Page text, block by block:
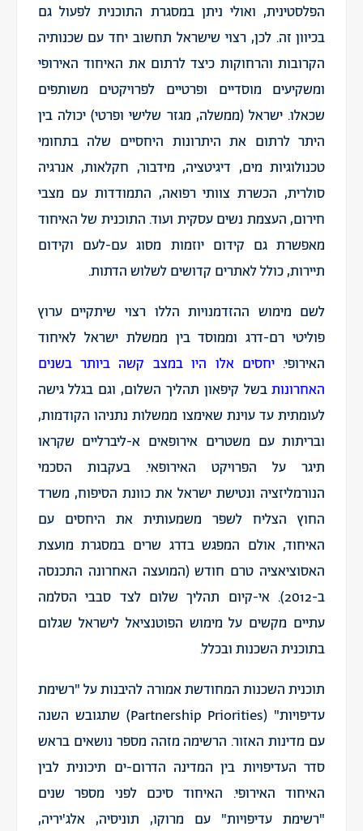
הפלסטינית, ואולי ניתן במסגרת התוכנית לפעול גם
בכיוון זה. לכן, רצוי שישראל תחשוב יחד עם שכנותיה
הקרובות והרחוקות כיצד לרתום את האיחוד האירופי
ומשקיעים מוסדיים ופרטיים לפרויקטים משותפים
שכאלו. ישראל (ממשלה, מגזר שלישי ופרטי) יכולה בין
היתר לרתום את היתרונות היחסיים שלה בתחומי
טכנולוגיות מים, דיגיטציה, מידבור, חקלאות, אנרגיה
סולרית, הכשרת צוותי רפואה, התמודדות עם מצבי
חירום, העצמת נשים עסקית ועוד. התוכנית של האיחוד
מאפשרת גם קידום יוזמות מסוג עם-לעם וקידום
תיירות, כולל לאתרים קדושים לשלוש הדתות.
לשם מימוש ההזדמנויות הללו רצוי שיתקיים ערוץ
פוליטי רם-דרג וממוסד בין ממשלת ישראל לאיחוד
האירופי.יחסים אלו היו במצב קשה ביותר בשנים
האחרונותבשל קיפאון תהליך השלום, וגם בגלל גישה
לעומתית עד עוינת שאימצו ממשלות נתניהו הקודמות,
ובריתות עם משטרים אירופאים א-ליברליים שקראו
תיגר על הפרויקט האירופאי. בעקבות הסכמי
הנורמליזציה ונטישת ישראל את כוונת הסיפוח, משרד
החוץ הצליח לשפר משמעותית את היחסים עם
האיחוד, אולם המפגש בדרג שרים במסגרת מועצת
האסוציאציה טרם חודש (המועצה האחרונה התכנסה
ב-2012). אי-קיום תהליך שלום לצד סבבי הסלמה
עתיים מקשים על מימוש הפוטנציאל לישראל שגלום
בתוכנית השכנות ובכלל.
תוכנית השכנות המחודשת אמורה להיבנות על "רשימת
עדיפויות" (Partnership Priorities) שתגובש השנה
עם מדינות האזור. הרשימה מזהה מספר נושאים בראש
סדר העדיפויות בין המדינה הדרום-ים תיכונית לבין
האיחוד האירופי. האיחוד סיכם לפני מספר שנים
"רשימת עדיפויות" עם מרוקו, תוניסיה, אלג'יריה,